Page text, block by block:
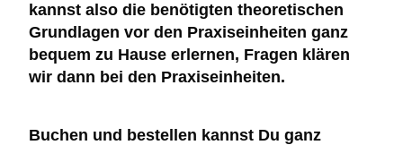
kannst also die benötigten theoretischen
Grundlagen vor den Praxiseinheiten ganz
bequem zu Hause erlernen, Fragen klären
wir dann bei den Praxiseinheiten.
Buchen und bestellen kannst Du ganz